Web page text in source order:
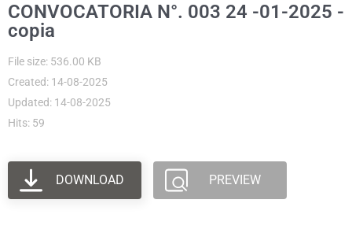
CONVOCATORIA N°. 003 24 -01-2025 -
copia
File size: 536.00 KB
Created: 14-08-2025
Updated: 14-08-2025
Hits: 59
DOWNLOAD PREVIEW